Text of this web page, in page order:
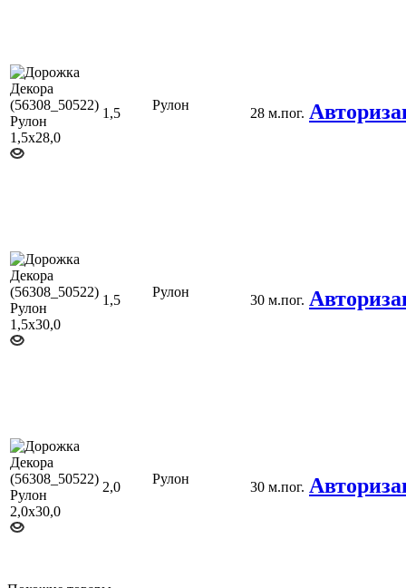
1,5
Рулон
28 м.пог.
1,5
Рулон
30 м.пог.
2,0
Рулон
30 м.пог.